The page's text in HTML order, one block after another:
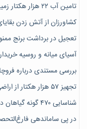
تامین آب ۲۲ هزار هکتار زمین کشاورزی از طریق سدهای خراسان شمالی
کشاورزان از آتش زدن
تعجیل در برداشت برنج
آسیای میانه و روسیه
بررسی مستندی درباره
تجهیز ۵۷ هزار هکتار از اراضی لرستان به سیستم آبیاری نوین
شناسایی ۴۷٠ گونه گیاهان دارویی در آذربایجان غربی
در پی ساماندهی